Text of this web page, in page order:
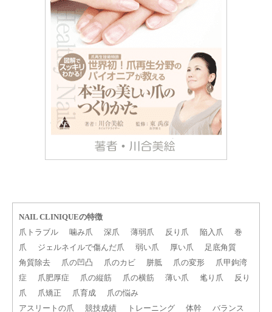
NAIL CLINIQUEの特徴
爪トラブル
噛み爪 深爪 薄弱爪 反り爪 陥入爪
巻
爪
ジェルネイルで傷んだ爪 弱い爪 厚い爪
足底角質
角質除去
爪の凹凸 爪のカビ 胼胝 爪の変形
爪甲鉤湾
症
爪肥厚症 爪の縦筋 爪の横筋 薄い爪 毟り爪
反り
爪
爪矯正 爪育成
爪の悩み
アスリートの爪
競技成績 トレーニング 体幹
バランス